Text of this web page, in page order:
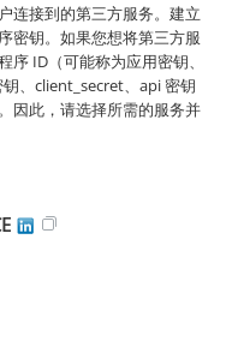
连接到的第三方服务。建立
密钥。如果您想将第三方服
ID（可能称为应用密钥、
、client_secret、api 密钥
因此，请选择所需的服务并